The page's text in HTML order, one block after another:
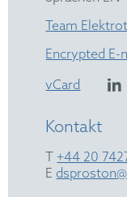
Team
Encrypted E-
vCard
Kontakt
T +44 20
E